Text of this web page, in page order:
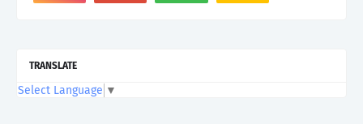
TRANSLATE
Select Language ▼